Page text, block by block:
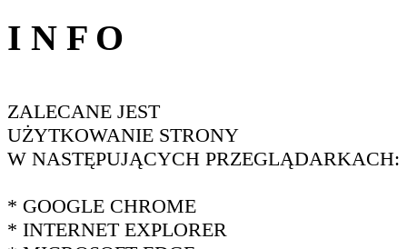
I N F O
ZALECANE JEST
UŻYTKOWANIE STRONY
W NASTĘPUJĄCYCH PRZEGLĄDARKACH:
* GOOGLE CHROME
* INTERNET EXPLORER